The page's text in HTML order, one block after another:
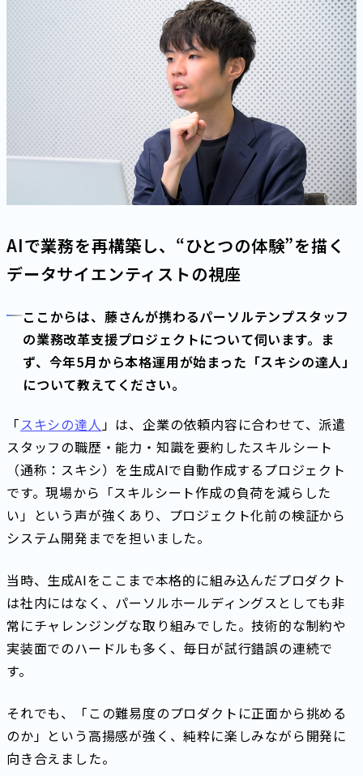
AIで業務を再構築し、“ひとつの体験”を描く
データサイエンティストの視座
ここからは、藤さんが携わるパーソルテンプスタッフ
の業務改革支援プロジェクトについて伺います。ま
ず、今年5月から本格運用が始まった「スキシの達人」
について教えてください。
「スキシの達人」は、企業の依頼内容に合わせて、派遣
スタッフの職歴・能力・知識を要約したスキルシート
（通称：スキシ）を生成AIで自動作成するプロジェクト
です。現場から「スキルシート作成の負荷を減らした
い」という声が強くあり、プロジェクト化前の検証から
システム開発までを担いました。
当時、生成AIをここまで本格的に組み込んだプロダクト
は社内にはなく、パーソルホールディングスとしても非
常にチャレンジングな取り組みでした。技術的な制約や
実装面でのハードルも多く、毎日が試行錯誤の連続で
す。
それでも、「この難易度のプロダクトに正面から挑める
のか」という高揚感が強く、純粋に楽しみながら開発に
向き合えました。